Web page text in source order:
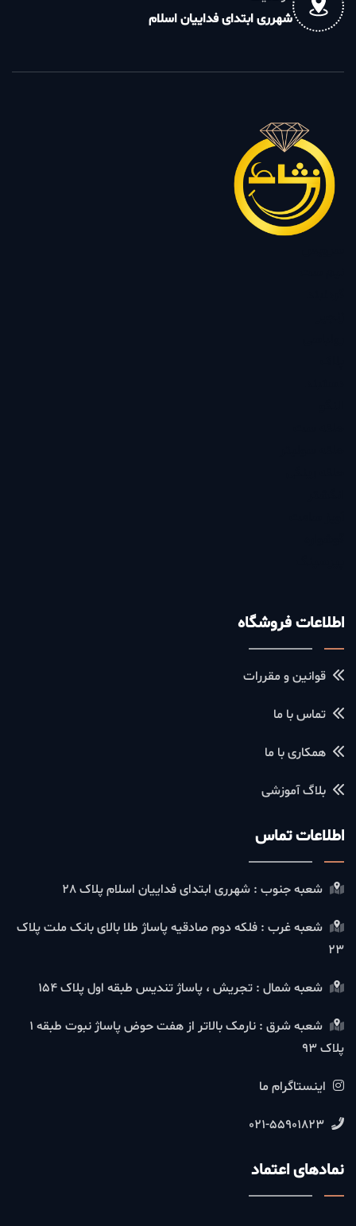
شهرری ابتدای فداییان اسلام
اطلاعات فروشگاه
قوانین و مقررات
تماس با ما
همکاری با ما
بلاگ آموزشی
اطلاعات تماس
شعبه جنوب : شهرری ابتدای فداییان اسلام پلاک 28
شعبه غرب : فلکه دوم صادقیه پاساژ طلا بالای بانک ملت پلاک
23
شعبه شمال : تجریش ، پاساژ تندیس طبقه اول پلاک 154
شعبه شرق : نارمک بالاتر از هفت حوض پاساژ نبوت طبقه 1
پلاک 93
اینستاگرام ما
021-55901823
نمادهای اعتماد